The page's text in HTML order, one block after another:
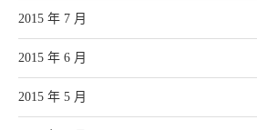
2015 年 7 月
2015 年 6 月
2015 年 5 月